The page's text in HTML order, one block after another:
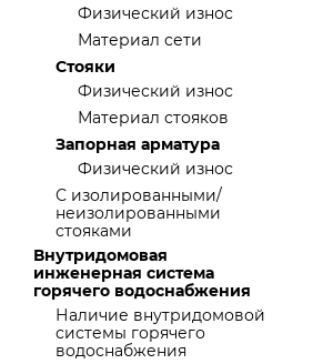
Физический износ
Материал сети
Стояки
Физический износ
Материал стояков
Запорная арматура
Физический износ
С изолированными/
неизолированными
стояками
Внутридомовая
инженерная система
горячего водоснабжения
Наличие внутридомовой
системы горячего
водоснабжения